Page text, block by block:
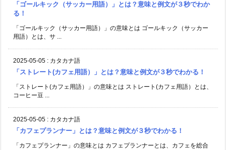
「ゴールキック（サッカー用語）」とは？意味と例文が３秒でわか
る！
「ゴールキック（サッカー用語）」の意味とは ゴールキック（サッカー
用語）とは、サ ...
2025-05-05 : カタカナ語
「ストレート(カフェ用語）」とは？意味と例文が３秒でわかる！
「ストレート(カフェ用語）」の意味とは ストレート(カフェ用語）とは、
コーヒー豆 ...
2025-05-05 : カタカナ語
「カフェプランナー」とは？意味と例文が３秒でわかる！
「カフェプランナー」の意味とは カフェプランナーとは、カフェを総合